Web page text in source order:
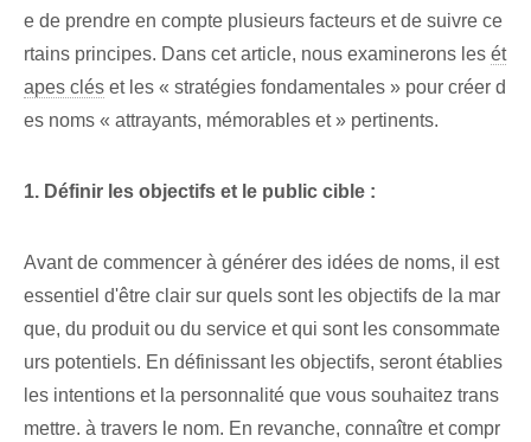
e de prendre en compte plusieurs facteurs et de suivre ce
rtains principes. Dans cet article, nous examinerons les ét
apes clés et les « stratégies fondamentales » pour créer d
es noms « attrayants, mémorables et » pertinents.
1. Définir les objectifs et le public cible :
Avant de commencer à générer des idées de noms, il est
essentiel d'être clair sur quels sont les objectifs de la mar
que, du produit ou du service et qui sont les consommate
urs potentiels. En définissant les objectifs, seront établies
les intentions et la personnalité que vous souhaitez trans
mettre. à travers le nom. En revanche, connaître et compr